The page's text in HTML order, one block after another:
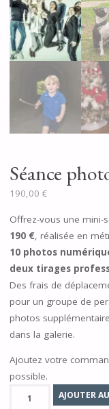
Séance
190,00 €
Offrez-vous une mini-
190 €, réalisée en
10 photos
deux tirages
Des frais de
pour un groupe de
photos
dans la galerie.
Ajoutez votre
possible.
AJOUTER